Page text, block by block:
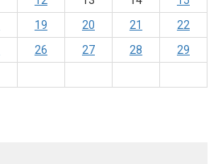
19 20 21
22
26 27 28
29